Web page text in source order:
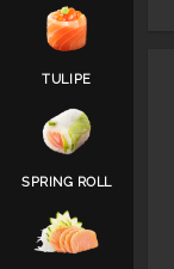
TULIPE
SPRING ROLL